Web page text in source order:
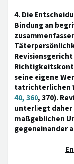
4. Die
Bindung an
seine eigene
tatrichterlichen
40, 360, 370).
unterliegt daher
maßgeblichen
gegeneinander